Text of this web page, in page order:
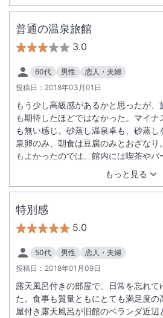
普通の温泉旅館
3.0
60代 男性
恋人・夫婦
投稿日： 2018年03月01日
もっと見る
もう少し高級感があるかと思ったが
も期待したほどではなかった。マイナ
も無い感じ。砂蒸し温泉卓も、砂蒸
泉卵のみ、朝食は豆腐のみとおざな
もよかったのでは。館内には喫茶やバ
が狭い。また他のホテルは駅までの送
ルはタクシーを使う必要がある点が難
辛口になったが、スタッフの接客は
トビーチなので、朝に砂浜でコーヒー
特別感
5.0
50代 男性
恋人・夫婦
投稿日： 2018年01月09日
露天風呂付きの部屋で、日常を忘れて
た。食事も質量ともにとても満足度
屋付き露天風呂が旧館のベランダ近辺